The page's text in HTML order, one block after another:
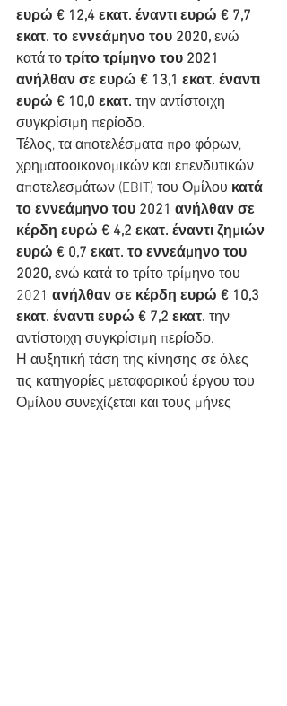
ευρώ € 12,4 εκατ. έναντι ευρώ € 7,7
εκατ. το εννεάμηνο του 2020, ενώ
κατά το τρίτο τρίμηνο του 2021
ανήλθαν σε ευρώ € 13,1 εκατ. έναντι
ευρώ € 10,0 εκατ. την αντίστοιχη
συγκρίσιμη περίοδο.
Τέλος, τα αποτελέσματα προ φόρων,
χρηματοοικονομικών και επενδυτικών
αποτελεσμάτων (EBIT) του Ομίλου κατά
το εννεάμηνο του 2021 ανήλθαν σε
κέρδη ευρώ € 4,2 εκατ. έναντι ζημιών
ευρώ € 0,7 εκατ. το εννεάμηνο του
2020, ενώ κατά το τρίτο τρίμηνο του
2021 ανήλθαν σε κέρδη ευρώ € 10,3
εκατ. έναντι ευρώ € 7,2 εκατ. την
αντίστοιχη συγκρίσιμη περίοδο.
Η αυξητική τάση της κίνησης σε όλες
τις κατηγορίες μεταφορικού έργου του
Ομίλου συνεχίζεται και τους μήνες